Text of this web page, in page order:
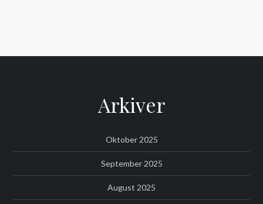
Arkiver
Oktober 2025
September 2025
August 2025